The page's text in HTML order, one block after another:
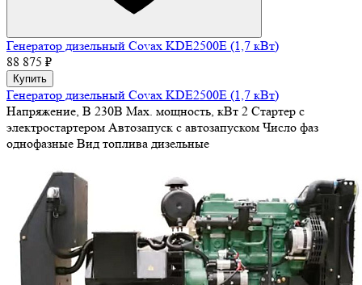
Генератор дизельный Covax KDE2500E (1,7 кВт)
88 875 ₽
Купить
Генератор дизельный Covax KDE2500E (1,7 кВт)
Напряжение, В 230В Max. мощность, кВт 2 Стартер с
электростартером Автозапуск с автозапуском Число фаз
однофазные Вид топлива дизельные